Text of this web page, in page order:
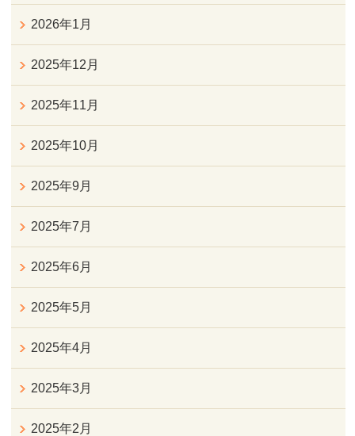
2026年1月
2025年12月
2025年11月
2025年10月
2025年9月
2025年7月
2025年6月
2025年5月
2025年4月
2025年3月
2025年2月